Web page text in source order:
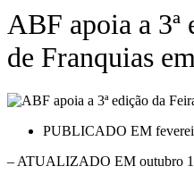
ABF apoia a 3ª
de Franquias
PUBLICADO EM
– ATUALIZADO EM outubro